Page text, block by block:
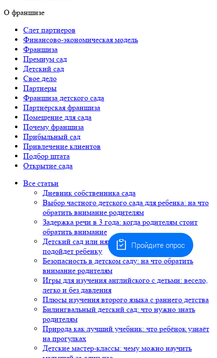
О франшизе
Слет партнеров
Финансово-экономическая модель
Франшиза
Премиум сад
Детский сад
Свое дело
Партнеры
Франшиза детского сада
Партнёрская франшиза
Помещение для сада
Почему франшиза
Прибыльный сад
Привлечение клиентов
Подбор штата
Открытие сада
Все статьи
Дневник собственника сада
Выбор частного детского сада для ребенка: на что
обратить внимание родителям
Задержка речи в 3 года: когда родителям стоит
обратить внимание
Детский сад или няня: какой формат лучше
подойдет ребенку
Безопасность в детском саду: на что обратить
внимание родителям
Игры для изучения английского с детьми: весело,
легко и без давления
Плюсы изучения второго языка с раннего детства
Билингвальный детский сад: что нужно знать
родителям
Природа как лучший учебник: что ребёнок узнаёт
на прогулках
Детские мастер-классы: чему можно научить
Пройдите опрос